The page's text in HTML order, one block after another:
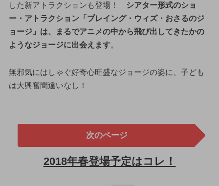
した新アトラクションも登場！
シアター形式のショ
ー・アトラクション「プレイング・ウィズ・おさるのジ
ョージ」は、まるでアニメの中から飛び出してきたかの
ようなジョージに出会えます。
無邪気にはしゃぐ好奇心旺盛なジョージの姿に、子ども
は大興奮間違いなし！
次のページ
2018年春登場予定はコレ！